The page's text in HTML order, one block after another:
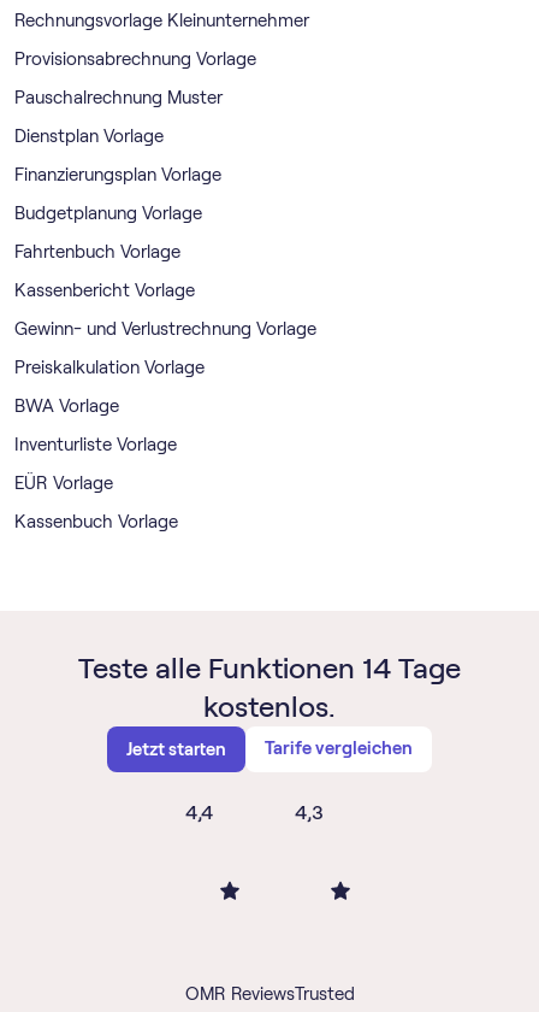
Rechnungsvorlage Kleinunternehmer
Provisionsabrechnung Vorlage
Pauschalrechnung Muster
Dienstplan Vorlage
Finanzierungsplan Vorlage
Budgetplanung Vorlage
Fahrtenbuch Vorlage
Kassenbericht Vorlage
Gewinn- und Verlustrechnung Vorlage
Preiskalkulation Vorlage
BWA Vorlage
Inventurliste Vorlage
EÜR Vorlage
Kassenbuch Vorlage
Teste alle Funktionen 14 Tage
kostenlos.
Jetzt starten Tarife vergleichen
4,4
OMR Reviews
4,3
Trusted